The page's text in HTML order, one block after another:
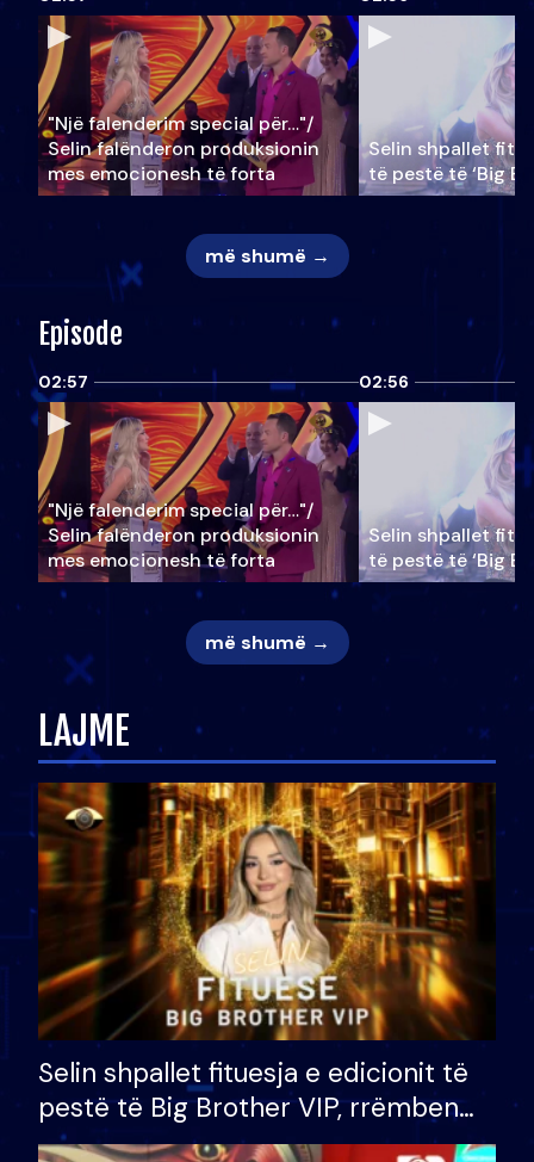
"Një falenderim special për…"/
Selin falënderon produksionin
mes emocionesh të forta
Selin shpallet
të pestë të ‘Big
më shumë →
Episode
02:57
"Një falenderim special për…"/
Selin falënderon produksionin
mes emocionesh të forta
02:56
Selin shpallet
të pestë të ‘Big
më shumë →
LAJME
Selin shpallet fituesja e edicionit të
pestë të Big Brother VIP, rrëmben
çmimin e madh prej 100 mijë eurosh